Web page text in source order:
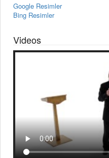
Google Resimler
Bing Resimler
Videos